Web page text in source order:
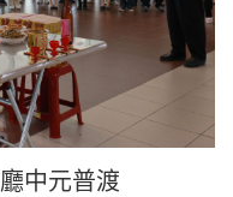
中元普渡